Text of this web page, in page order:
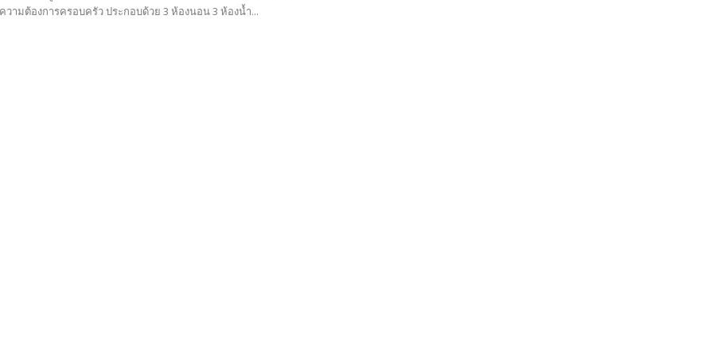
ามต้องการครอบครัว ประกอบด้วย 3 ห้องนอน 3 ห้องน้ำ...